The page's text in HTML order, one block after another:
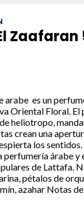
Zaafaran
arabe es un
Oriental Floral. El
heliotropo,
crean una
los sentidos.
árabe y
de Lattafa.
pétalos de
azahar Notas